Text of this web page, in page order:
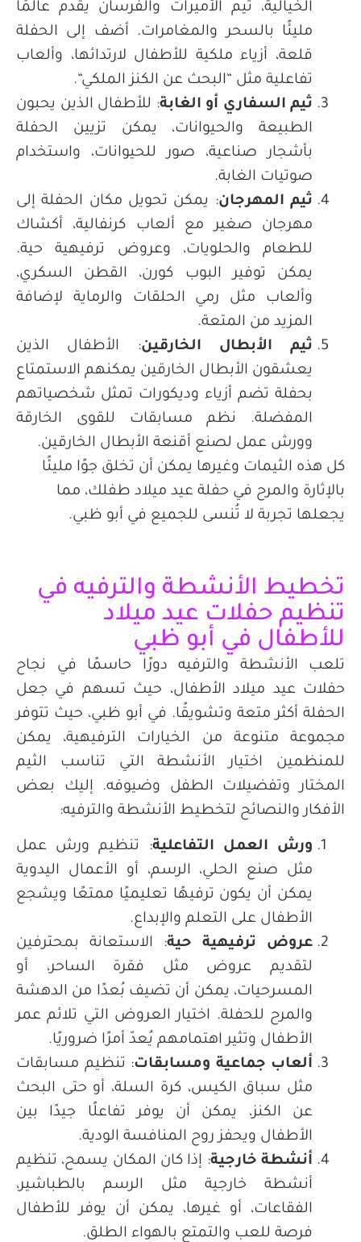
الخيالية، ثيم الأميرات والفرسان يقدم عالمًا
مليئًا بالسحر والمغامرات. أضف إلى الحفلة
قلعة، أزياء ملكية للأطفال لارتدائها، وألعاب
تفاعلية مثل “البحث عن الكنز الملكي“.
ثيم السفاري أو الغابة: للأطفال الذين يحبون
الطبيعة والحيوانات، يمكن تزيين الحفلة
بأشجار صناعية، صور للحيوانات، واستخدام
صوتيات الغابة.
ثيم المهرجان: يمكن تحويل مكان الحفلة إلى
مهرجان صغير مع ألعاب كرنفالية، أكشاك
للطعام والحلويات، وعروض ترفيهية حية.
يمكن توفير البوب كورن، القطن السكري،
وألعاب مثل رمي الحلقات والرماية لإضافة
المزيد من المتعة.
ثيم الأبطال الخارقين: الأطفال الذين
يعشقون الأبطال الخارقين يمكنهم الاستمتاع
بحفلة تضم أزياء وديكورات تمثل شخصياتهم
المفضلة. نظم مسابقات للقوى الخارقة
وورش عمل لصنع أقنعة الأبطال الخارقين.
كل هذه الثيمات وغيرها يمكن أن تخلق جوًا مليئًا
بالإثارة والمرح في حفلة عيد ميلاد طفلك، مما
يجعلها تجربة لا تُنسى للجميع في أبو ظبي.
تخطيط الأنشطة والترفيه في
تنظيم حفلات عيد ميلاد
للأطفال في أبو ظبي
تلعب الأنشطة والترفيه دورًا حاسمًا في نجاح
حفلات عيد ميلاد الأطفال، حيث تسهم في جعل
الحفلة أكثر متعة وتشويقًا. في أبو ظبي، حيث تتوفر
مجموعة متنوعة من الخيارات الترفيهية، يمكن
للمنظمين اختيار الأنشطة التي تناسب الثيم
المختار وتفضيلات الطفل وضيوفه. إليك بعض
الأفكار والنصائح لتخطيط الأنشطة والترفيه:
ورش العمل التفاعلية:
تنظيم ورش عمل
مثل صنع الحلي، الرسم، أو الأعمال اليدوية
يمكن أن يكون ترفيهًا تعليميًا ممتعًا ويشجع
الأطفال على التعلم والإبداع.
عروض ترفيهية حية: الاستعانة بمحترفين
لتقديم عروض مثل فقرة الساحر، أو
المسرحيات، يمكن أن تضيف بُعدًا من الدهشة
والمرح للحفلة. اختيار العروض التي تلائم عمر
الأطفال وتثير اهتمامهم يُعدّ أمرًا ضروريًا.
ألعاب جماعية ومسابقات: تنظيم مسابقات
مثل سباق الكيس، كرة السلة، أو حتى البحث
عن الكنز، يمكن أن يوفر تفاعلًا جيدًا بين
الأطفال ويحفز روح المنافسة الودية.
أنشطة خارجية: إذا كان المكان يسمح، تنظيم
أنشطة خارجية مثل الرسم بالطباشير،
الفقاعات، أو غيرها، يمكن أن يوفر للأطفال
فرصة للعب والتمتع بالهواء الطلق.